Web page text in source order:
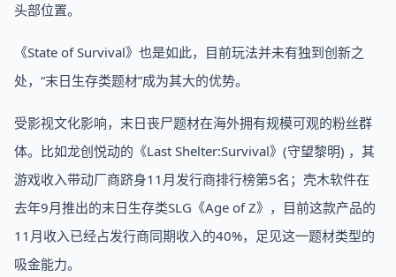
头部位置。
《State of Survival》也是如此，目前玩法并未有独到创新之
处，“末日生存类题材”成为其大的优势。
受影视文化影响，末日丧尸题材在海外拥有规模可观的粉丝群
体。比如龙创悦动的《Last Shelter:Survival》(守望黎明) ，其
游戏收入带动厂商跻身11月发行商排行榜第5名；壳木软件在
去年9月推出的末日生存类SLG《Age of Z》，目前这款产品的
11月收入已经占发行商同期收入的40%，足见这一题材类型的
吸金能力。